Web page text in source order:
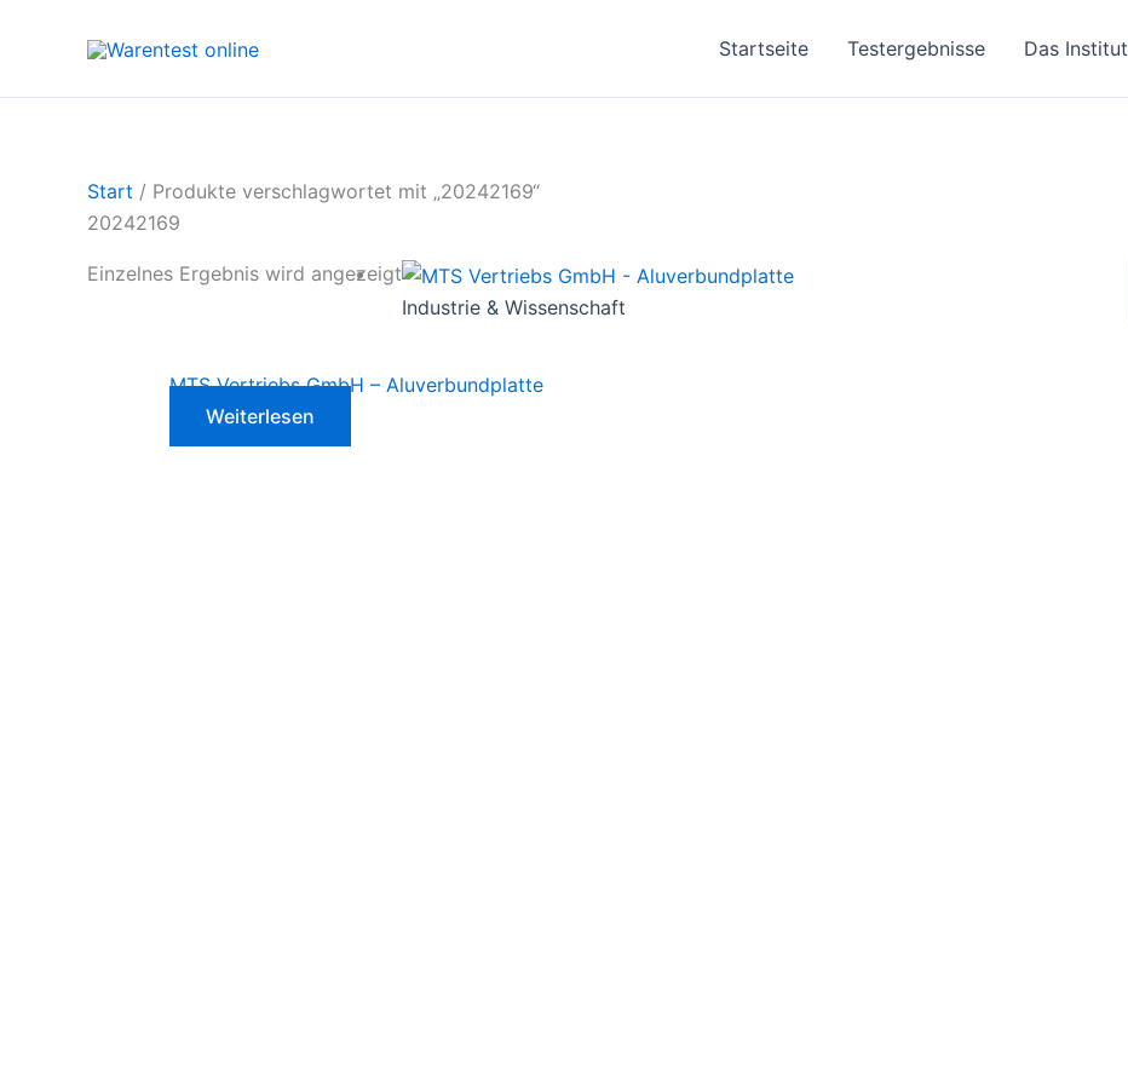
Startseite Testergebnisse Das Institut
Start / Produkte verschlagwortet mit „20242169“
20242169
Einzelnes Ergebnis wird angezeigt
Industrie & Wissenschaft
MTS Vertriebs GmbH – Aluverbundplatte
Weiterlesen